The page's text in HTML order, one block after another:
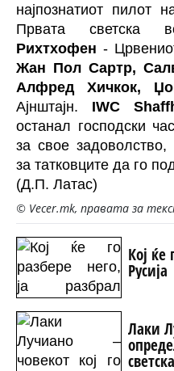
најпознатиот пилот
Првата светска
Рихтхофен -
Жан Пол Сартр,
Алфред Хичкок,
Ајнштајн. IWC
останал господски
за свое задоволство,
за татковците да го
(Д.П. Латас)
© Vecer.mk, правата за
Кој ќе
Русија
Лаки